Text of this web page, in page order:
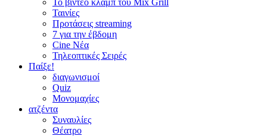
Ταινίες
Προτάσεις streaming
7 για την έβδομη
Cine Νέα
Τηλεοπτικές Σειρές
Παίξε!
διαγωνισμοί
Quiz
Μονομαχίες
ατζέντα
Συναυλίες
Θέατρο